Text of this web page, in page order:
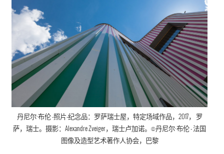
丹尼尔·布伦-照片-纪念品：罗萨瑞士屋， 特定场域作品， 2017， 罗
萨，瑞士。摄影：Alexandre Zveiger，瑞士卢加诺。©丹尼尔·布伦- 法国
图像及造型艺术著作人协会，巴黎